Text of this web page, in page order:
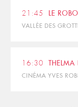
21:45 LE
VALLÉE DES
16:30 THELMA
CINÉMA YVES